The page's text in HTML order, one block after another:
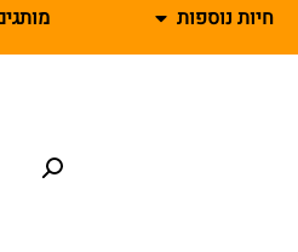
חיות נוספות